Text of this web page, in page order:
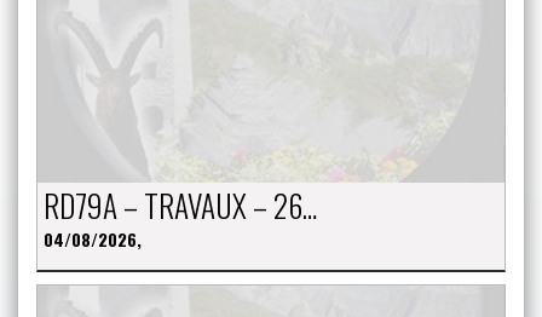
RD79A – TRAVAUX – 26…
04/08/2026,